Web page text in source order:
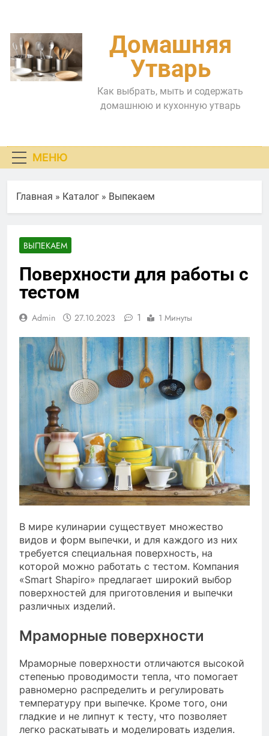
содержимому
Домашняя
Утварь
Как выбрать, мыть и содержать
домашнюю и кухонную утварь
МЕНЮ
Главная » Каталог » Выпекаем
ВЫПЕКАЕМ
Поверхности для работы с
тестом
Admin 27.10.2023 1 1 Минуты
В мире кулинарии существует множество
видов и форм выпечки, и для каждого из них
требуется специальная поверхность, на
которой можно работать с тестом. Компания
«Smart Shapiro» предлагает широкий выбор
поверхностей для приготовления и выпечки
различных изделий.
Мраморные поверхности
Мраморные поверхности отличаются высокой
степенью проводимости тепла, что помогает
равномерно распределить и регулировать
температуру при выпечке. Кроме того, они
гладкие и не липнут к тесту, что позволяет
легко раскатывать и моделировать изделия.